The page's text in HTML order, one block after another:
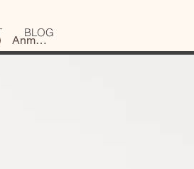
BLOG
Anmelden